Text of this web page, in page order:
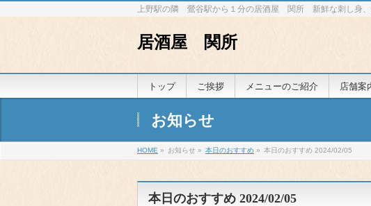
上野駅の隣 鶯谷駅から１分の居酒屋 関所 新鮮な刺し身、
居酒屋 関所
トップ ご挨拶 メニューのご紹介 店舗案
お知らせ
HOME » お知らせ » 本日のおすすめ » 本日のおすすめ 2024/02/05
本日のおすすめ 2024/02/05